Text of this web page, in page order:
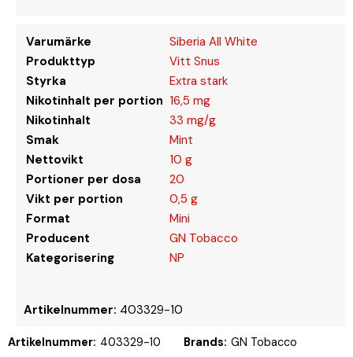
Varumärke
Siberia All White
Produkttyp
Vitt Snus
Styrka
Extra stark
Nikotinhalt per portion 16,5 mg
Nikotinhalt
33 mg/g
Smak
Mint
Nettovikt
10 g
Portioner per dosa
20
Vikt per portion
0,5 g
Format
Mini
Producent
GN Tobacco
Kategorisering
NP
Artikelnummer: 403329-10
Artikelnummer: 403329-10 Brands: GN Tobacco